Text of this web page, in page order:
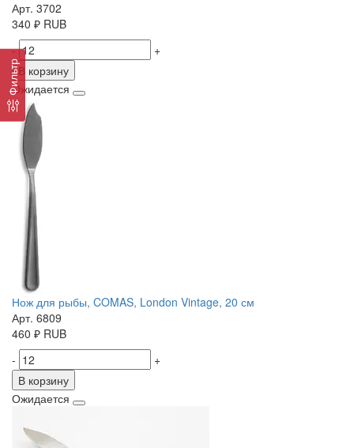
Фильтр
Арт. 3702
340 ₽ RUB
-
+
В корзину
Ожидается
Нож для рыбы, COMAS, London Vintage, 20 см
Арт. 6809
460 ₽ RUB
-
+
В корзину
Ожидается